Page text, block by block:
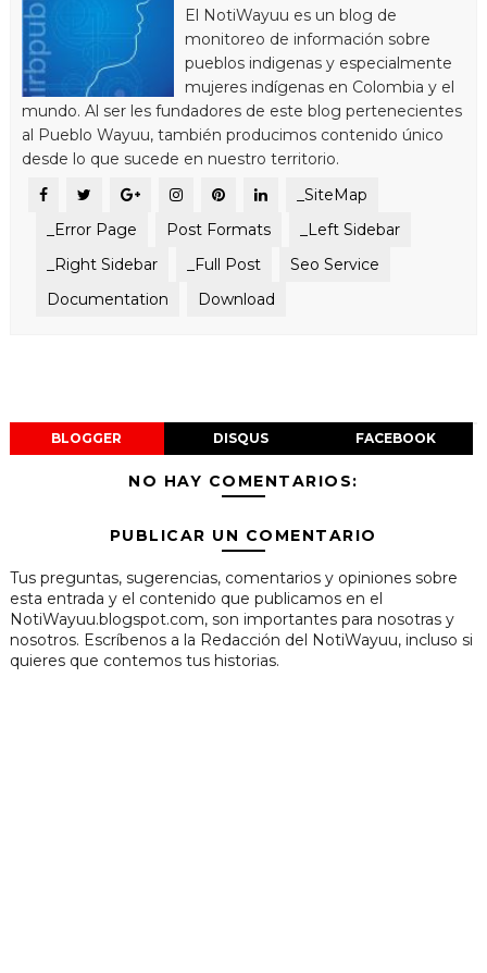
El NotiWayuu es un blog de
monitoreo de información sobre
pueblos indigenas y especialmente
mujeres indígenas en Colombia y el
mundo. Al ser les fundadores de este blog pertenecientes
al Pueblo Wayuu, también producimos contenido único
desde lo que sucede en nuestro territorio.
_SiteMap
_Error Page
Post Formats
_Left Sidebar
_Right Sidebar
_Full Post
Seo Service
Documentation
Download
BLOGGER DISQUS FACEBOOK
NO HAY COMENTARIOS:
PUBLICAR UN COMENTARIO
Tus preguntas, sugerencias, comentarios y opiniones sobre
esta entrada y el contenido que publicamos en el
NotiWayuu.blogspot.com, son importantes para nosotras y
nosotros. Escríbenos a la Redacción del NotiWayuu, incluso si
quieres que contemos tus historias.